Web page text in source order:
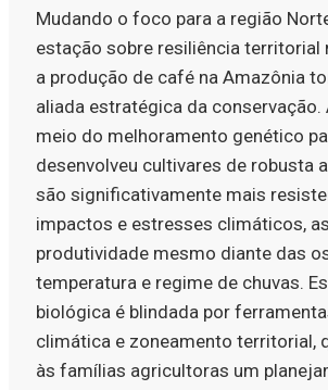
Mudando o foco para a região
estação sobre resiliência
a produção de café na Amazônia
aliada estratégica da conservação.
meio do melhoramento genético
desenvolveu cultivares de robusta
são significativamente mais
impactos e estresses climáticos,
produtividade mesmo diante das
temperatura e regime de chuvas.
biológica é blindada por
climática e zoneamento territorial,
às famílias agricultoras um